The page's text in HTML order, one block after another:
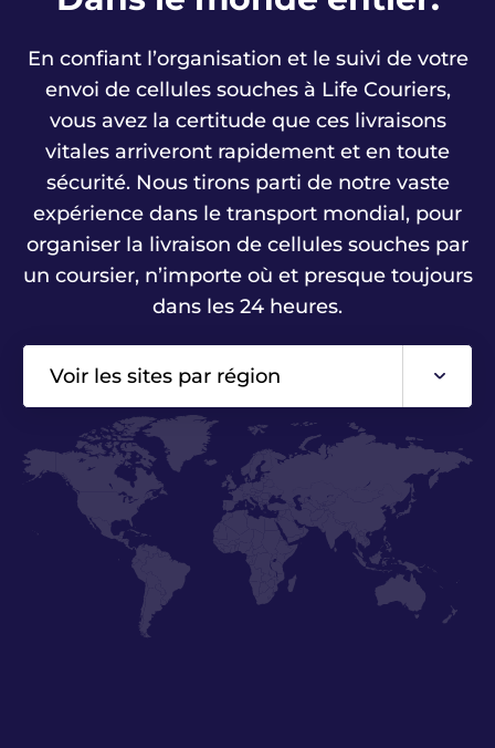
En confiant l’organisation et le suivi de votre
envoi de cellules souches à Life Couriers,
vous avez la certitude que ces livraisons
vitales arriveront rapidement et en toute
sécurité. Nous tirons parti de notre vaste
expérience dans le transport mondial, pour
organiser la livraison de cellules souches par
un coursier, n’importe où et presque toujours
dans les 24 heures.
Voir les sites par région
Asie
Europe
Amérique du Nord
Amérique centrale / Amérique du